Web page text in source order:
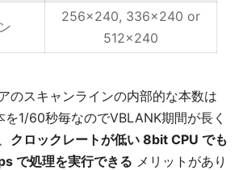
256×240, 336×240 or
512×240
のスキャンラインの内部的な本数は
1/60秒毎なのでVBLANK期間が長く
クロックレートが低い 8bit CPU でも
で処理を実行できる メリットがあり